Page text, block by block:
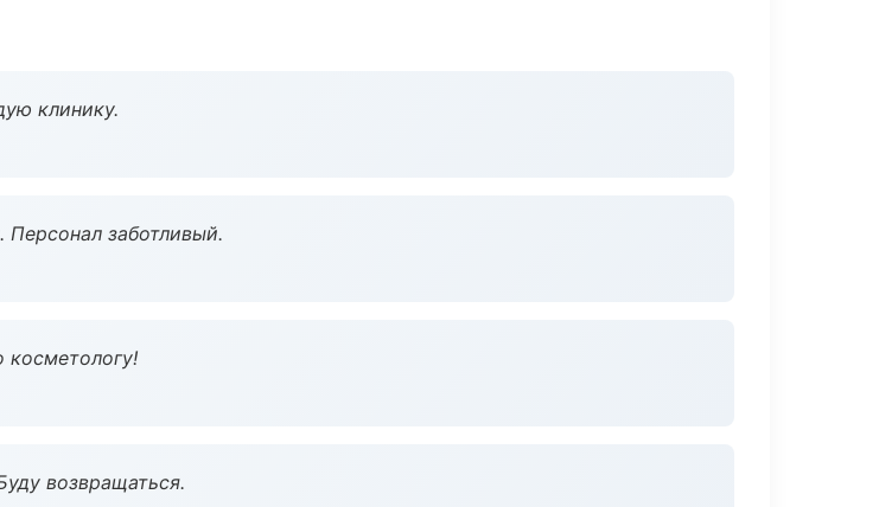
клинику.
заботливый.
возвращаться.